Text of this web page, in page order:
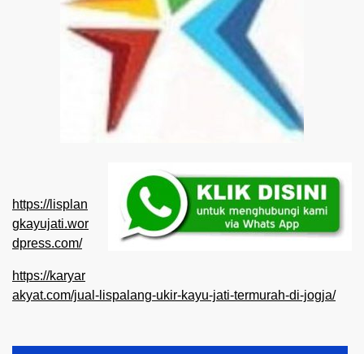
https://lisplan
gkayujati.wor
dpress.com/
https://karyar
akyat.com/jual-lispalang-ukir-kayu-jati-termurah-di-jogja/